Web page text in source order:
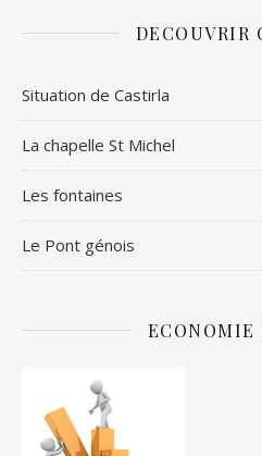
DECOUVRIR
Situation de Castirla
La chapelle St Michel
Les fontaines
Le Pont génois
ECONOMIE